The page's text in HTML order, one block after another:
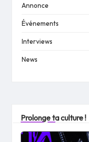
Annonce
Événements
Interviews
News
Prolonge ta culture !